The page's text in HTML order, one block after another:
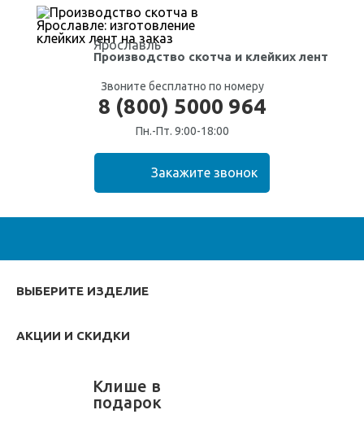
Ярославль
Производство скотча и клейких лент
Звоните бесплатно по номеру
8 (800) 5000 964
Пн.-Пт. 9:00-18:00
ВЫБЕРИТЕ ИЗДЕЛИЕ
АКЦИИ И СКИДКИ
Клише в
подарок